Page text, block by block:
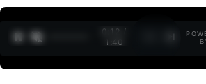
0:12 /
1:40